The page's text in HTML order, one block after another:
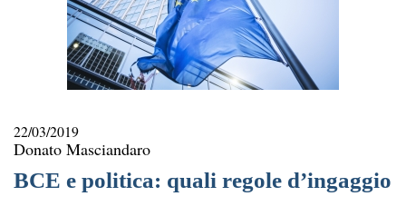
22/03/2019
Donato Masciandaro
BCE e politica: quali regole d’ingaggio